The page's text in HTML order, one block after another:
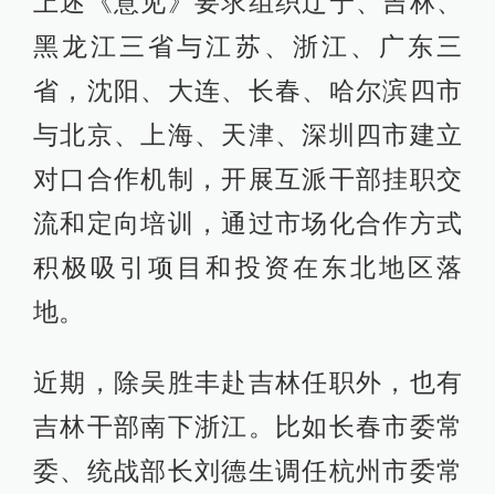
黑龙江三省与江苏、浙江、广东三
省，沈阳、大连、长春、哈尔滨四市
与北京、上海、天津、深圳四市建立
对口合作机制，开展互派干部挂职交
流和定向培训，通过市场化合作方式
积极吸引项目和投资在东北地区落
地。
近期，除吴胜丰赴吉林任职外，也有
吉林干部南下浙江。比如长春市委常
委、统战部长刘德生调任杭州市委常